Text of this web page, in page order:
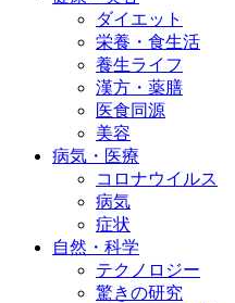
ダイエット
栄養・食生活
養生ライフ
漢方・薬膳
医食同源
美容
病気・医療
コロナウイルス
病気
症状
自然・科学
テクノロジー
驚きの研究